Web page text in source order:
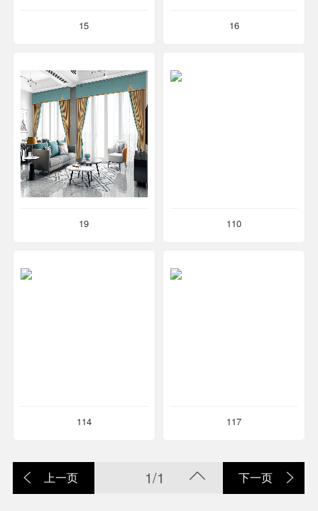
15 16
19 110
114 117
上一页 1/1 下一页